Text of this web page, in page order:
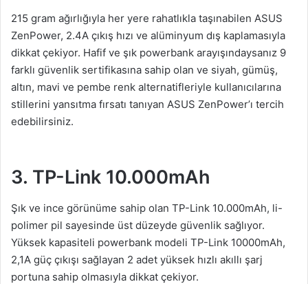
215 gram ağırlığıyla her yere rahatlıkla taşınabilen ASUS
ZenPower, 2.4A çıkış hızı ve alüminyum dış kaplamasıyla
dikkat çekiyor. Hafif ve şık powerbank arayışındaysanız 9
farklı güvenlik sertifikasına sahip olan ve siyah, gümüş,
altın, mavi ve pembe renk alternatifleriyle kullanıcılarına
stillerini yansıtma fırsatı tanıyan ASUS ZenPower’ı tercih
edebilirsiniz.
3. TP-Link 10.000mAh
Şık ve ince görünüme sahip olan TP-Link 10.000mAh, li-
polimer pil sayesinde üst düzeyde güvenlik sağlıyor.
Yüksek kapasiteli powerbank modeli TP-Link 10000mAh,
2,1A güç çıkışı sağlayan 2 adet yüksek hızlı akıllı şarj
portuna sahip olmasıyla dikkat çekiyor.